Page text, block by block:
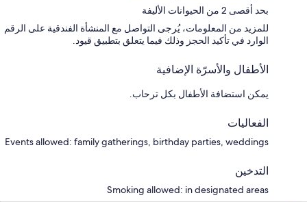
بحد أقصى 2 من الحيوانات الأليفة
للمزيد من المعلومات، يُرجى التواصل مع المنشأة الفندقية على الرقم
الوارد في تأكيد الحجز وذلك فيما يتعلق بتطبيق قيود.
الأطفال والأسرّة الإضافية
يمكن استضافة الأطفال بكل ترحاب.
الفعاليات
Events allowed: family gatherings, birthday parties, weddings
التدخين
Smoking allowed: in designated areas